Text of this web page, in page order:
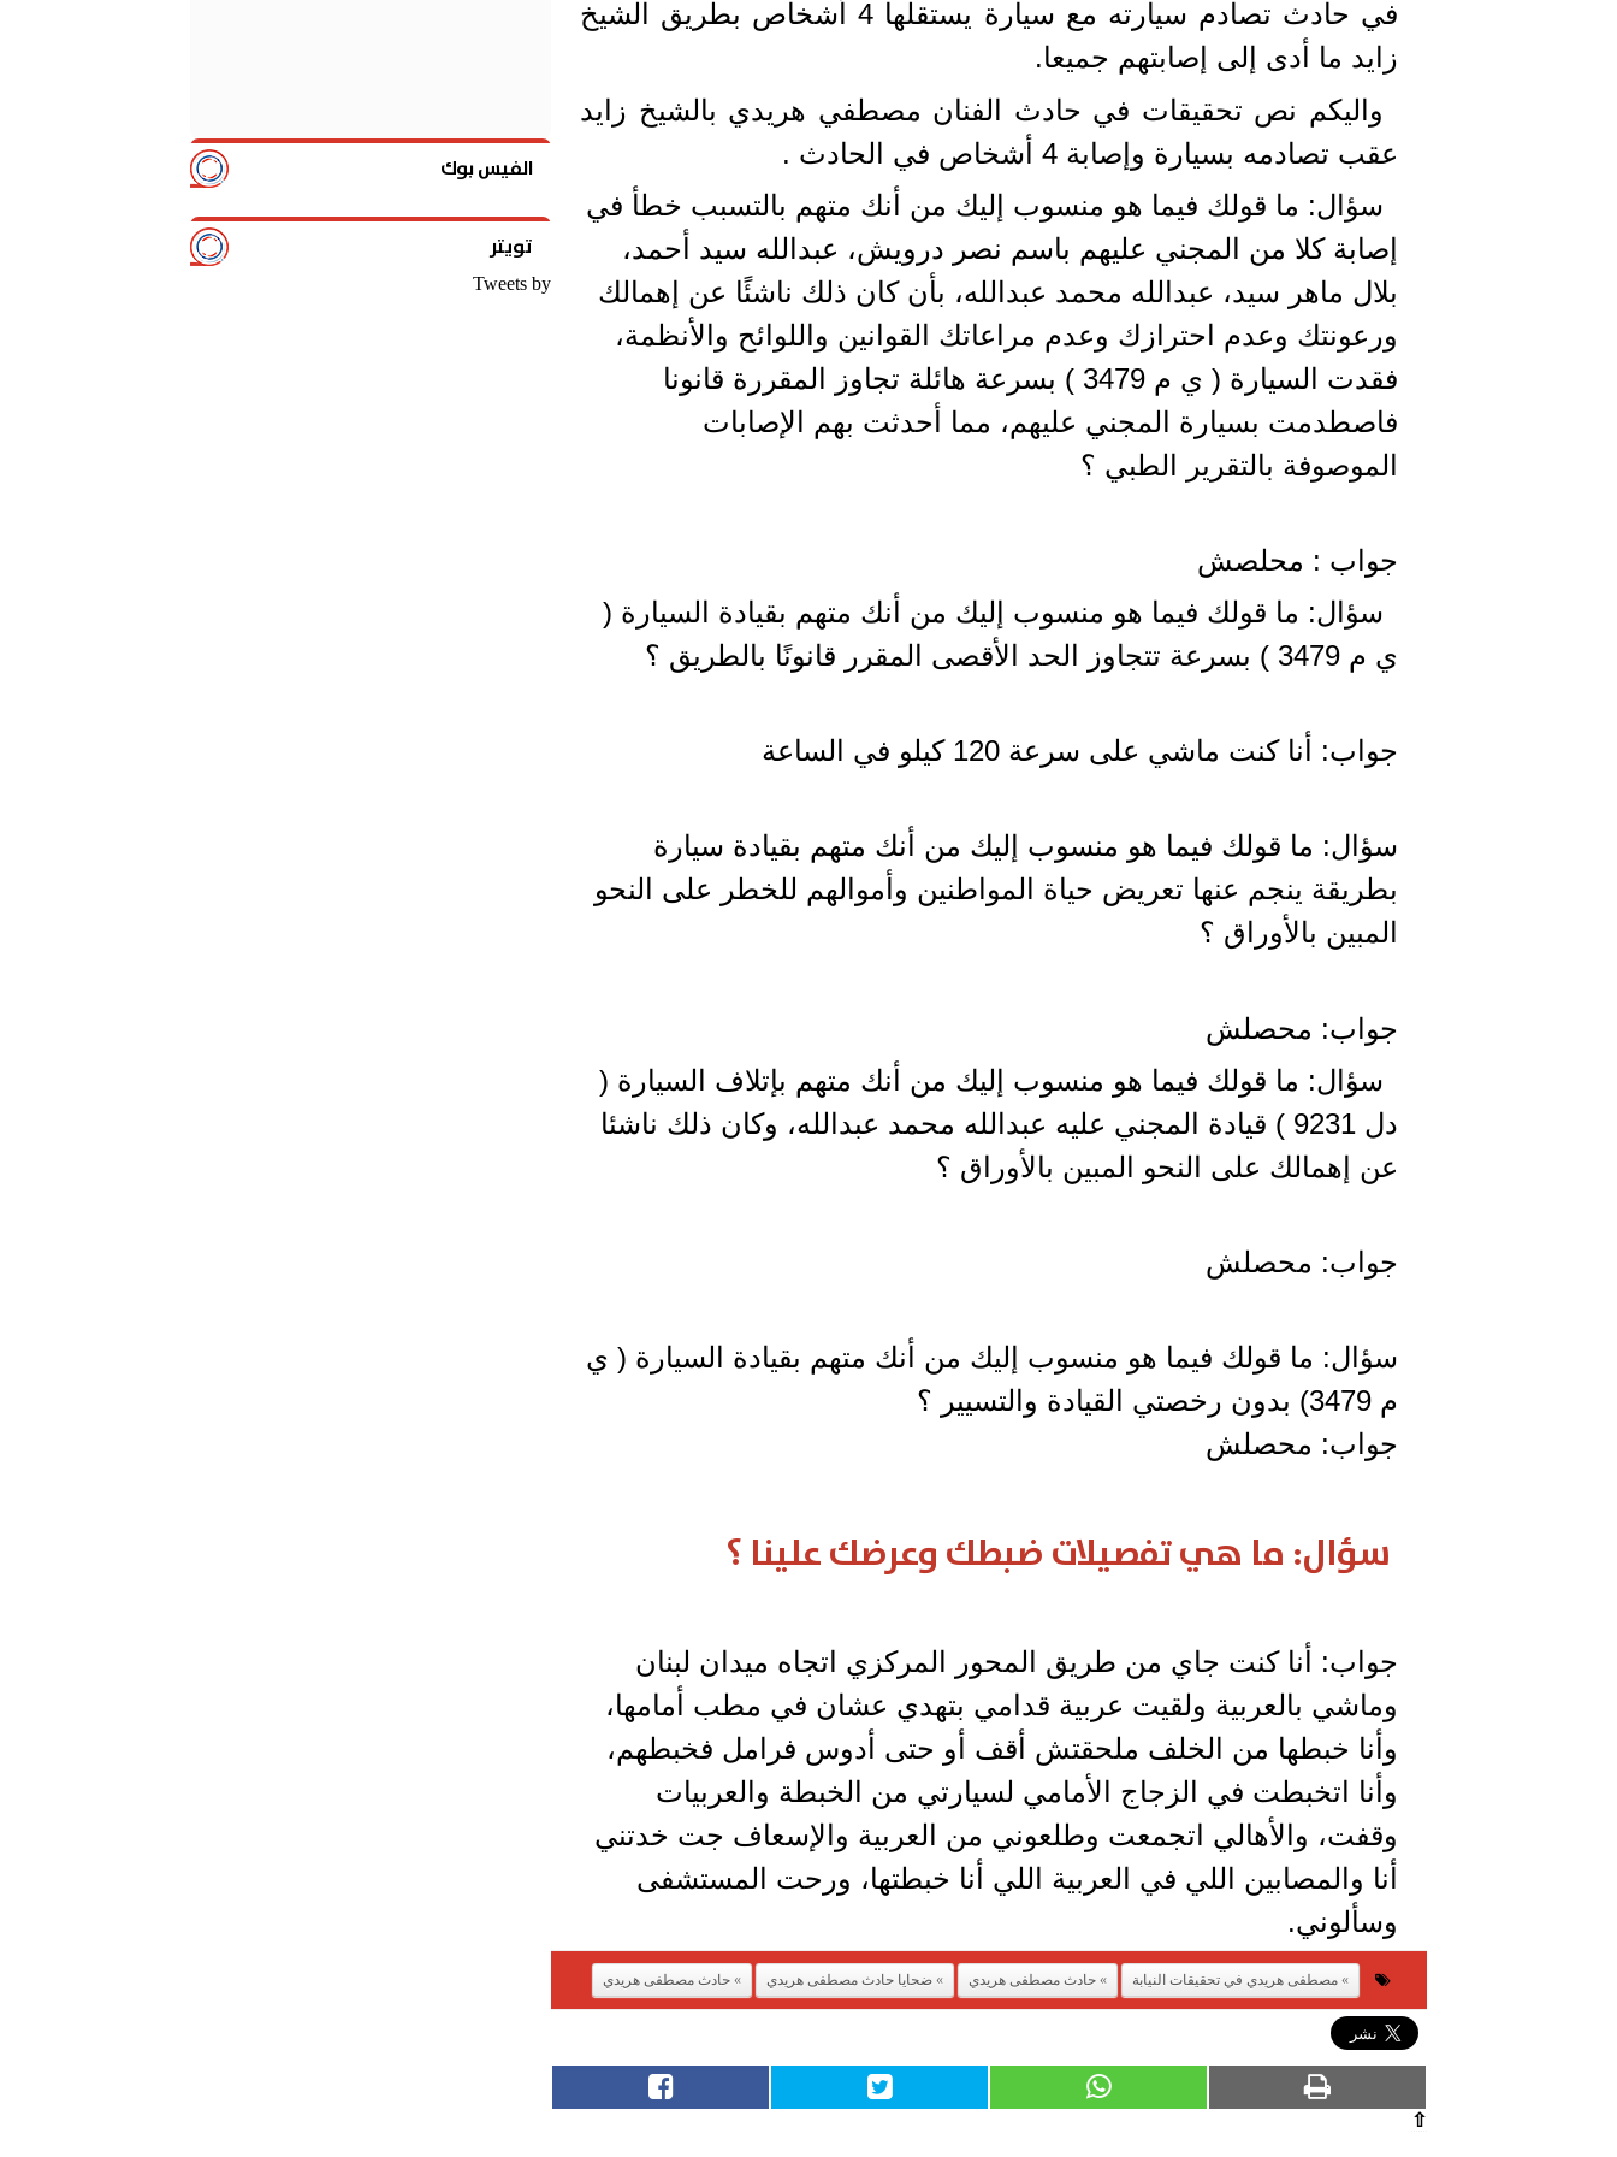
في حادث تصادم سيارته مع سيارة يستقلها 4 أشخاص بطريق الشيخ
زايد ما أدى إلى إصابتهم جميعا.
واليكم نص تحقيقات في حادث الفنان مصطفي هريدي بالشيخ زايد
عقب تصادمه بسيارة وإصابة 4 أشخاص في الحادث .
سؤال: ما قولك فيما هو منسوب إليك من أنك متهم بالتسبب خطأ في
إصابة كلا من المجني عليهم باسم نصر درویش، عبدالله سيد أحمد،
بلال ماهر سید، عبدالله محمد عبدالله، بأن كان ذلك ناشئًا عن إهمالك
ورعونتك وعدم احترازك وعدم مراعاتك القوانين واللوائح والأنظمة،
فقدت السيارة ( ي م 3479 ) بسرعة هائلة تجاوز المقررة قانونا
فاصطدمت بسيارة المجني عليهم، مما أحدثت بهم الإصابات
الموصوفة بالتقرير الطبي ؟
جواب : محلصش
سؤال: ما قولك فيما هو منسوب إليك من أنك متهم بقيادة السيارة (
ي م 3479 ) بسرعة تتجاوز الحد الأقصى المقرر قانونًا بالطريق ؟
جواب: أنا كنت ماشي على سرعة 120 كيلو في الساعة
سؤال: ما قولك فيما هو منسوب إليك من أنك متهم بقيادة سيارة
بطريقة ينجم عنها تعريض حياة المواطنين وأموالهم للخطر على النحو
المبين بالأوراق ؟
جواب: محصلش
سؤال: ما قولك فيما هو منسوب إليك من أنك متهم بإتلاف السيارة (
دل 9231 ) قيادة المجني عليه عبدالله محمد عبدالله، وكان ذلك ناشئا
عن إهمالك على النحو المبين بالأوراق ؟
جواب: محصلش
سؤال: ما قولك فيما هو منسوب إليك من أنك متهم بقيادة السيارة ( ي
م 3479) بدون رخصتي القيادة والتسيير ؟
جواب: محصلش
سؤال: ما هي تفصيلات ضبطك وعرضك علينا ؟
جواب: أنا كنت جاي من طريق المحور المركزي اتجاه ميدان لبنان
وماشي بالعربية ولقيت عربية قدامي بتهدي عشان في مطب أمامها،
وأنا خبطها من الخلف ملحقتش أقف أو حتى أدوس فرامل فخبطهم،
وأنا اتخبطت في الزجاج الأمامي لسيارتي من الخبطة والعربيات
وقفت، والأهالي اتجمعت وطلعوني من العربية والإسعاف جت خدتني
أنا والمصابين اللي في العربية اللي أنا خبطتها، ورحت المستشفى
وسألوني.
مصطفى هريدي في تحقيقات النيابة حادث مصطفى هريدي ضحايا حادث مصطفى هريدي حادث مصطفى هريدي
⇧
الفيس بوك
تويتر
Tweets by